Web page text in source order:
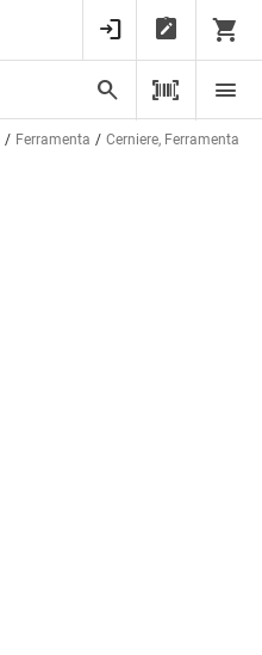
Ferramenta Cerniere, Ferramenta